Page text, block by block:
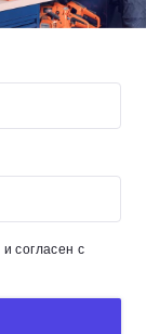
и согласен с